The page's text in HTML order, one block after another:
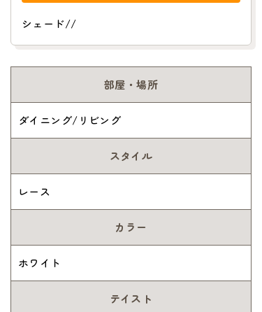
シェード//
部屋・場所
ダイニング/リビング
スタイル
レース
カラー
ホワイト
テイスト